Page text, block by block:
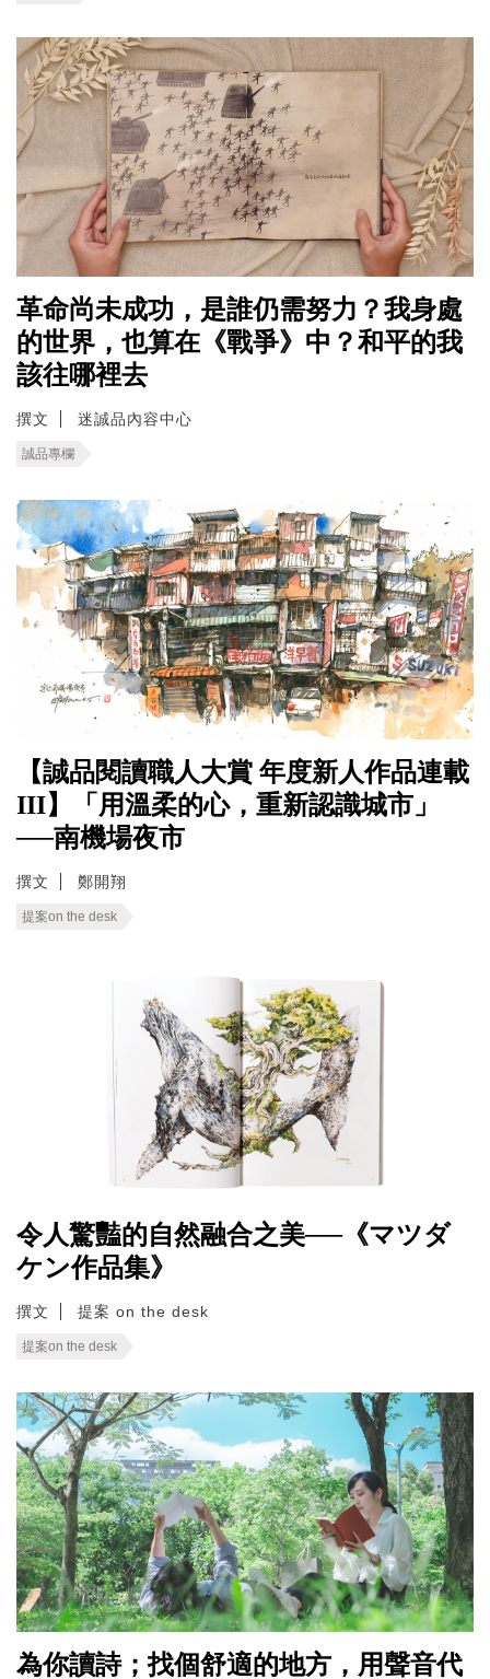
革命尚未成功，是誰仍需努力？我身處
的世界，也算在《戰爭》中？和平的我
該往哪裡去
撰文 迷誠品內容中心
誠品專欄
【誠品閱讀職人大賞 年度新人作品連載
III】「用溫柔的心，重新認識城市」
──南機場夜市
撰文 鄭開翔
提案on the desk
令人驚豔的自然融合之美──《マツダ
ケン作品集》
撰文 提案 on the desk
提案on the desk
為你讀詩；找個舒適的地方，用聲音代